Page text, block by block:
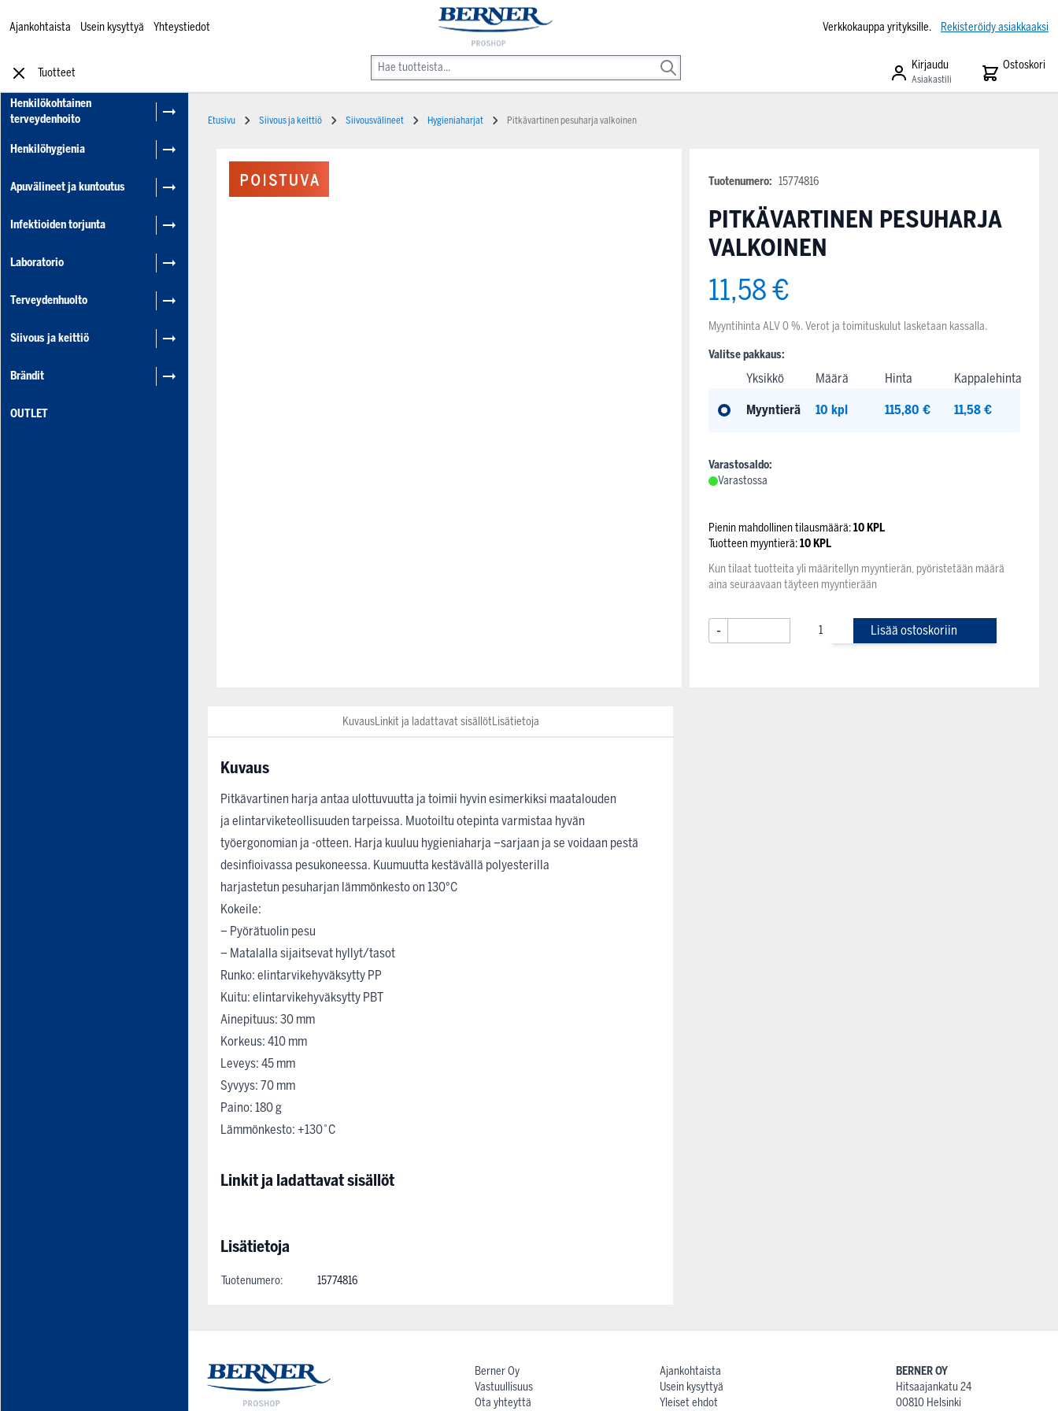
Ajankohtaista Usein kysyttyä Yhteystiedot Verkkokauppa yrityksille. Rekisteröidy asiakkaaksi
Tuotteet
Kirjaudu
Asiakastili
Ostoskori
Henkilökohtainen
terveydenhoito
Henkilöhygienia
Apuvälineet ja kuntoutus
Infektioiden torjunta
Laboratorio
Terveydenhuolto
Siivous ja keittiö
Brändit
OUTLET
Tuotenumero: 15774816
PITKÄVARTINEN PESUHARJA
VALKOINEN
11,58 €
Myyntihinta ALV 0 %. Verot ja toimituskulut lasketaan kassalla.
Valitse pakkaus:
Yksikkö Määrä Hinta Kappalehinta
Myyntierä 10 kpl 115,80 € 11,58 €
Varastosaldo:
Varastossa
Pienin mahdollinen tilausmäärä:10 KPL
Tuotteen myyntierä:10 KPL
Kun tilaat tuotteita yli määritellyn myyntierän, pyöristetään määrä
aina seuraavaan täyteen myyntierään
- Lisää ostoskoriin
KuvausLinkit ja ladattavat sisällötLisätietoja
Kuvaus
Pitkävartinen harja antaa ulottuvuutta ja toimii hyvin esimerkiksi maatalouden
ja elintarviketeollisuuden tarpeissa. Muotoiltu otepinta varmistaa hyvän
työergonomian ja -otteen. Harja kuuluu hygieniaharja –sarjaan ja se voidaan pestä
desinfioivassa pesukoneessa. Kuumuutta kestävällä polyesterilla
harjastetun pesuharjan lämmönkesto on 130°C
Kokeile:
– Pyörätuolin pesu
– Matalalla sijaitsevat hyllyt/tasot
Runko: elintarvikehyväksytty PP
Kuitu: elintarvikehyväksytty PBT
Ainepituus: 30 mm
Korkeus: 410 mm
Leveys: 45 mm
Syvyys: 70 mm
Paino: 180 g
Lämmönkesto: +130˚C
Linkit ja ladattavat sisällöt
Lisätietoja
Tuotenumero: 15774816
Etusivu Siivous ja keittiö Siivousvälineet Hygieniaharjat Pitkävartinen pesuharja valkoinen
Berner Oy
Vastuullisuus
Ota yhteyttä
Ajankohtaista
Usein kysyttyä
Yleiset ehdot
BERNER OY
Hitsaajankatu 24
00810 Helsinki